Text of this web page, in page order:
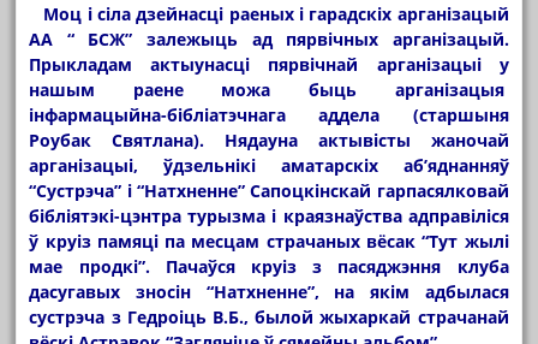
Моц і сіла дзейнасці раеных і гарадскіх арганізацый
АА “ БСЖ” залежыць ад пярвічных арганізацый.
Прыкладам актыунасці пярвічнай арганізацыі у
нашым раене можа быць арганізацыя
інфармацыйна-бібліатэчнага аддела (старшыня
Роубак Святлана). Нядауна актывісты жаночай
арганізацыі, ўдзельнікі аматарскіх аб’яднанняў
“Сустрэча” і “Натхненне” Сапоцкінскай гарпасялковай
бібліятэкі-цэнтра турызма і краязнаўства адправіліся
ў круіз памяці па месцам страчаных вёсак “Тут жылі
мае продкі”. Пачаўся круіз з пасяджэння клуба
дасугавых зносін “Натхненне”, на якім адбылася
сустрэча з Гедроіць В.Б., былой жыхаркай страчанай